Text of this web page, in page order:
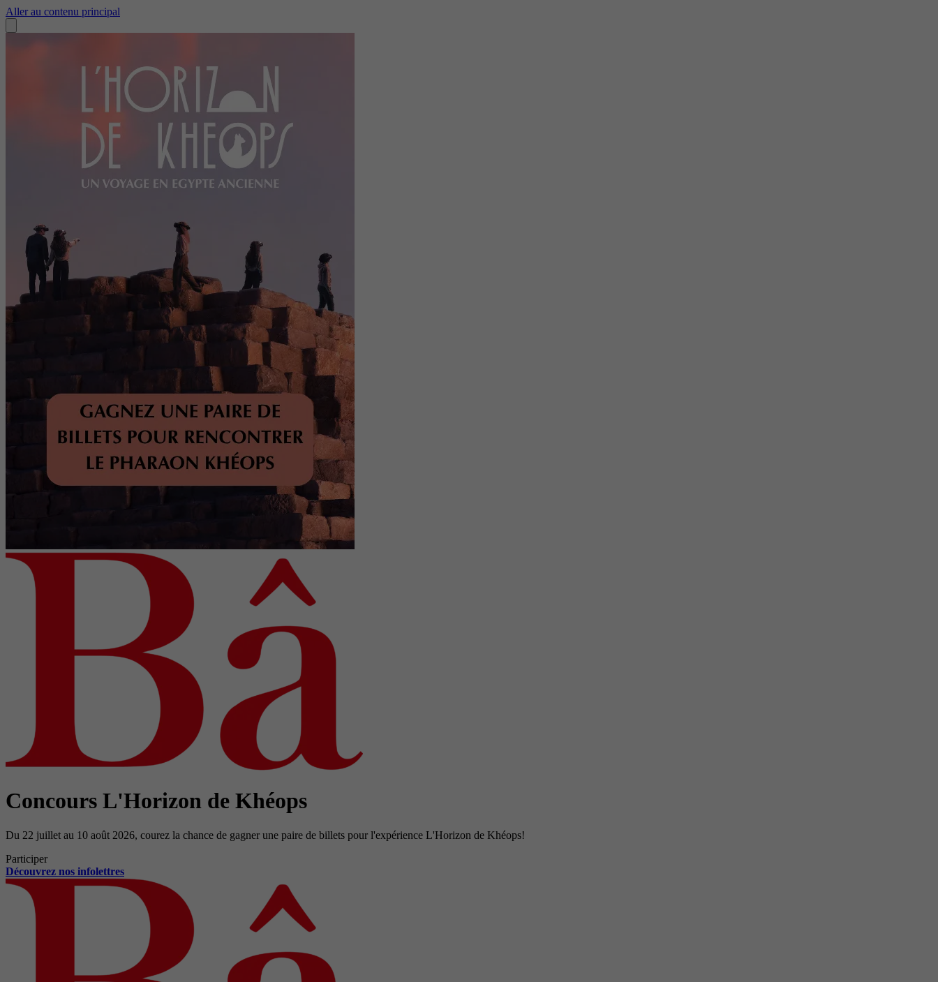
Aller au contenu principal
Concours L'Horizon de Khéops
Du 22 juillet au 10 août 2026, courez la chance de gagner une paire de billets pour l'expérience L'Horizon de Khéops!
Participer
Découvrez nos infolettres